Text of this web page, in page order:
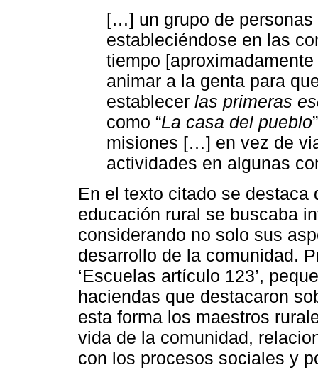
[…] un grupo de
estableciéndose en las
tiempo
animar a la genta para
establecer las primeras
como “La casa del pueblo
misiones […] en vez de
actividades en algunas
En el texto citado se
educación rural se buscaba
considerando no solo sus
desarrollo de la comunidad.
‘Escuelas artículo 123’,
haciendas que destacaron
esta forma los maestros
vida de la comunidad,
con los procesos sociales y